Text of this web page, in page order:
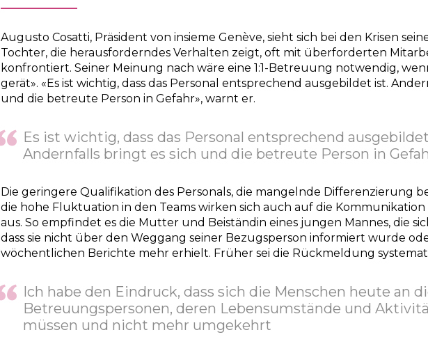
Augusto Cosatti, Präsident von insieme Genève, sieht sich bei den Krisen
Tochter, die herausforderndes Verhalten zeigt, oft mit überforderten
konfrontiert. Seiner Meinung nach wäre eine 1:1-Betreuung notwendig,
gerät». «Es ist wichtig, dass das Personal entsprechend ausgebildet ist.
und die betreute Person in Gefahr», warnt er.
Es ist wichtig, dass das Personal entsprechend
Andernfalls bringt es sich und die betreute Person in
Die geringere Qualifikation des Personals, die mangelnde Differenzierung
die hohe Fluktuation in den Teams wirken sich auch auf die Kommunikation
aus. So empfindet es die Mutter und Beiständin eines jungen Mannes, die
dass sie nicht über den Weggang seiner Bezugsperson informiert wurde
wöchentlichen Berichte mehr erhielt. Früher sei die Rückmeldung
Ich habe den Eindruck, dass sich die Menschen heute an
Betreuungspersonen, deren Lebensumstände und
müssen und nicht mehr umgekehrt